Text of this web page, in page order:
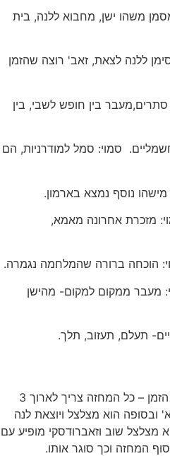
משהו ישן, מחבוא ללנה, בית
ללנה לצאת, זאב' רוצה שהזמן
בין חופש לשבי, בין
סמוי: סמל למודרניות, הם
נוסף נמצא בארמון.
מזכרת אחרונה מאמא,
הוכחה ברורה שהמלחמה נגמרה.
מעבר ממקום למקום- מהישן
תעלם, תעזוב, תלך.
– השעון הוא יסוד מארגן של הזמן – כל המחזה צריך לארוך 3
ובסופה הוא מצלצל ויוצאת לנה
שוב וזאברודסקי מופיע עם